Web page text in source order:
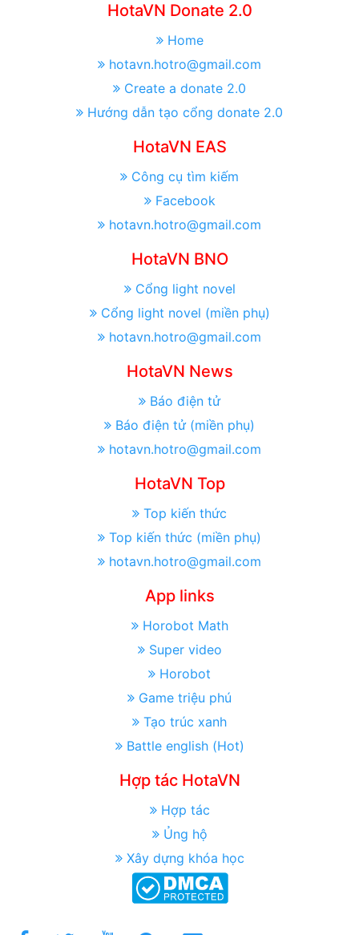
HotaVN Donate 2.0
Home
hotavn.hotro@gmail.com
Create a donate 2.0
Hướng dẫn tạo cổng donate 2.0
HotaVN EAS
Công cụ tìm kiếm
Facebook
hotavn.hotro@gmail.com
HotaVN BNO
Cổng light novel
Cổng light novel (miền phụ)
hotavn.hotro@gmail.com
HotaVN News
Báo điện tử
Báo điện tử (miền phụ)
hotavn.hotro@gmail.com
HotaVN Top
Top kiến thức
Top kiến thức (miền phụ)
hotavn.hotro@gmail.com
App links
Horobot Math
Super video
Horobot
Game triệu phú
Tạo trúc xanh
Battle english (Hot)
Hợp tác HotaVN
Hợp tác
Ủng hộ
Xây dựng khóa học